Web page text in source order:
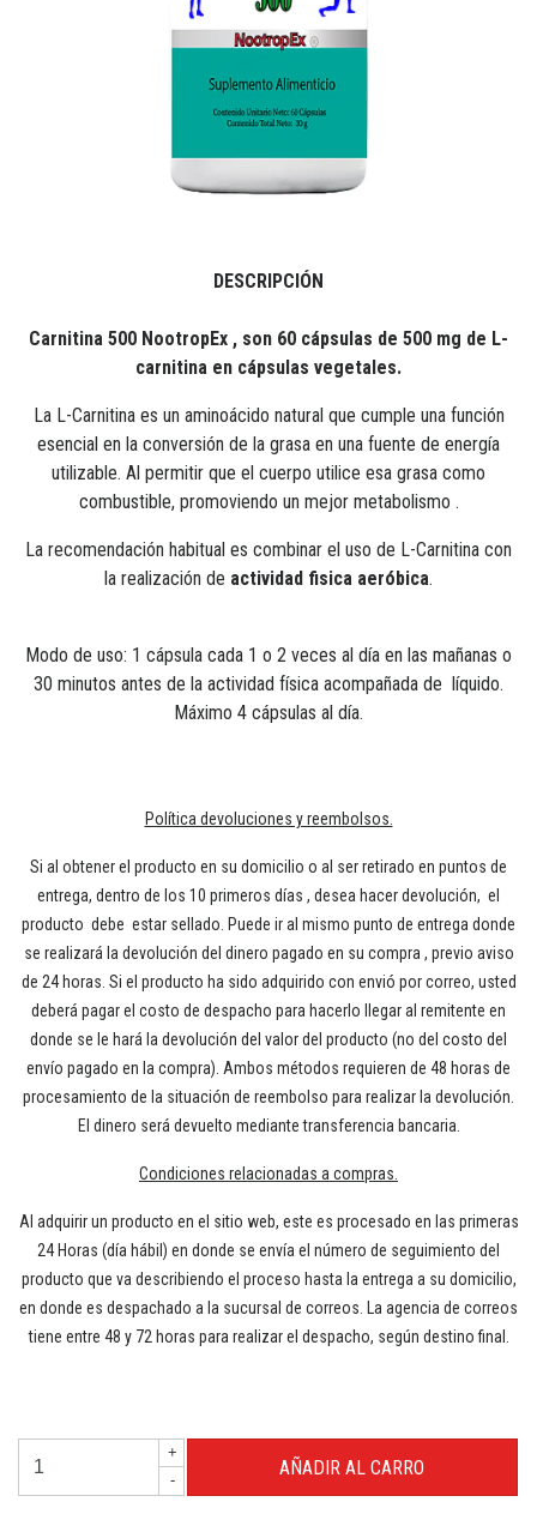
DESCRIPCIÓN
Carnitina 500 NootropEx , son 60 cápsulas de 500 mg de L-
carnitina en cápsulas vegetales.
La L-Carnitina es un aminoácido natural que cumple una función
esencial en la conversión de la grasa en una fuente de energía
utilizable. Al permitir que el cuerpo utilice esa grasa como
combustible, promoviendo un mejor metabolismo .
La recomendación habitual es combinar el uso de L-Carnitina con
la realización de actividad fisica aeróbica.
Modo de uso: 1 cápsula cada 1 o 2 veces al día en las mañanas o
30 minutos antes de la actividad física acompañada de líquido.
Máximo 4 cápsulas al día.
Política devoluciones y reembolsos.
Si al obtener el producto en su domicilio o al ser retirado en puntos de
entrega, dentro de los 10 primeros días , desea hacer devolución, el
producto debe estar sellado. Puede ir al mismo punto de entrega donde
se realizará la devolución del dinero pagado en su compra , previo aviso
de 24 horas. Si el producto ha sido adquirido con envió por correo, usted
deberá pagar el costo de despacho para hacerlo llegar al remitente en
donde se le hará la devolución del valor del producto (no del costo del
envío pagado en la compra). Ambos métodos requieren de 48 horas de
procesamiento de la situación de reembolso para realizar la devolución.
El dinero será devuelto mediante transferencia bancaria.
Condiciones relacionadas a compras.
Al adquirir un producto en el sitio web, este es procesado en las primeras
24 Horas (día hábil) en donde se envía el número de seguimiento del
producto que va describiendo el proceso hasta la entrega a su domicilio,
en donde es despachado a la sucursal de correos. La agencia de correos
tiene entre 48 y 72 horas para realizar el despacho, según destino final.
+
-